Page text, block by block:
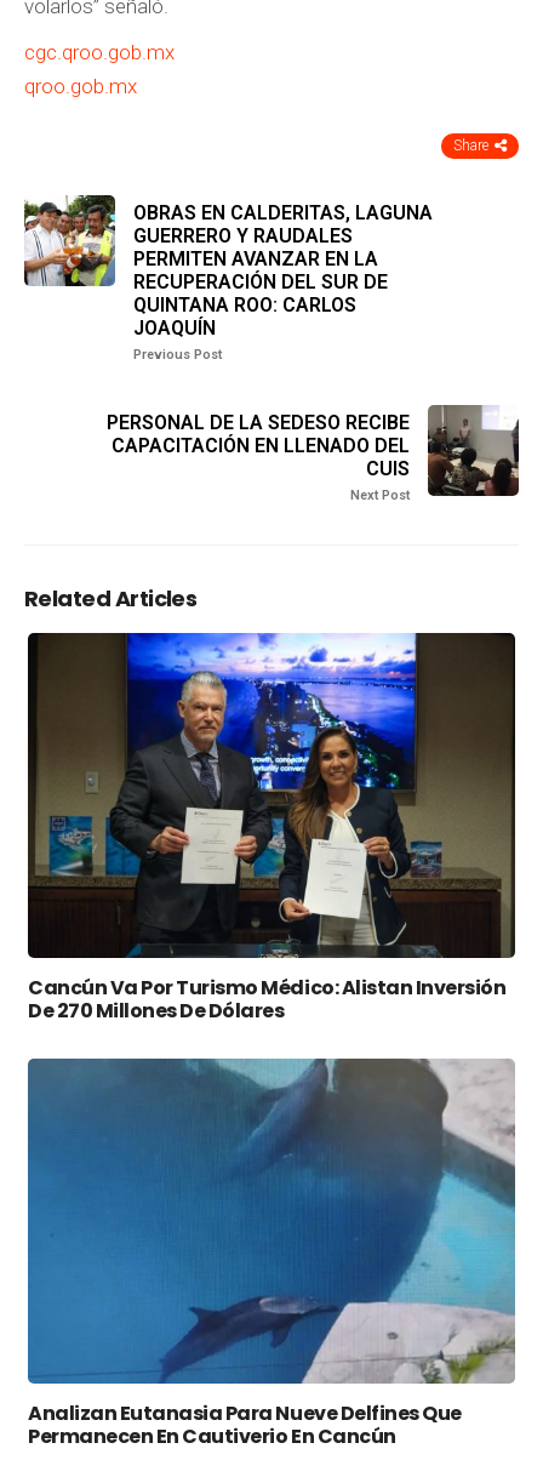
volarlos” señaló.
cgc.qroo.gob.mx
qroo.gob.mx
Share
OBRAS EN CALDERITAS, LAGUNA
GUERRERO Y RAUDALES
PERMITEN AVANZAR EN LA
RECUPERACIÓN DEL SUR DE
QUINTANA ROO: CARLOS
JOAQUÍN
Previous Post
PERSONAL DE LA SEDESO RECIBE
CAPACITACIÓN EN LLENADO DEL
CUIS
Next Post
Related Articles
Cancún Va Por Turismo Médico: Alistan Inversión
De 270 Millones De Dólares
Analizan Eutanasia Para Nueve Delfines Que
Permanecen En Cautiverio En Cancún